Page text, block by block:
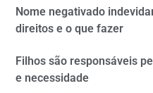
Nome negativado
direitos e o que fazer
Filhos são responsáveis
e necessidade